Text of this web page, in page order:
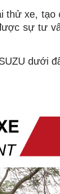
thử xe, tạo
sự tư
dưới